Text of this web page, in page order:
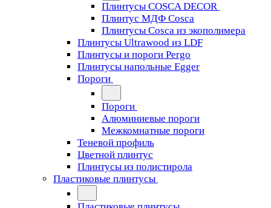
Плинтусы COSCA DECOR
Плинтус МДФ Cosca
Плинтусы Cosca из экополимера
Плинтусы Ultrawood из LDF
Плинтусы и пороги Pergo
Плинтусы напольные Egger
Пороги
Пороги
Алюминиевые пороги
Межкомнатные пороги
Теневой профиль
Цветной плинтус
Плинтусы из полистирола
Пластиковые плинтусы